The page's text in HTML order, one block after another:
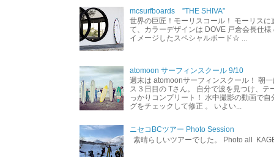
mcsurfboards ”THE SHIVA”
世界の巨匠！モーリスコール！ モーリスに
て、カラーデザインは DOVE 戸倉会長仕様
イメージしたスペシャルボード☆ ...
atomoon サーフィンスクール 9/10
週末は atomoonサーフィンスクール！ 朝
ス３日目の Tさん。 自分で波を見つけ、テ
っかりコンプリート！ 水中撮影の動画で自
グをチェックして修正 。 いよい...
ニセコBCツアー Photo Session
素晴らしいツアーでした。 Photo all